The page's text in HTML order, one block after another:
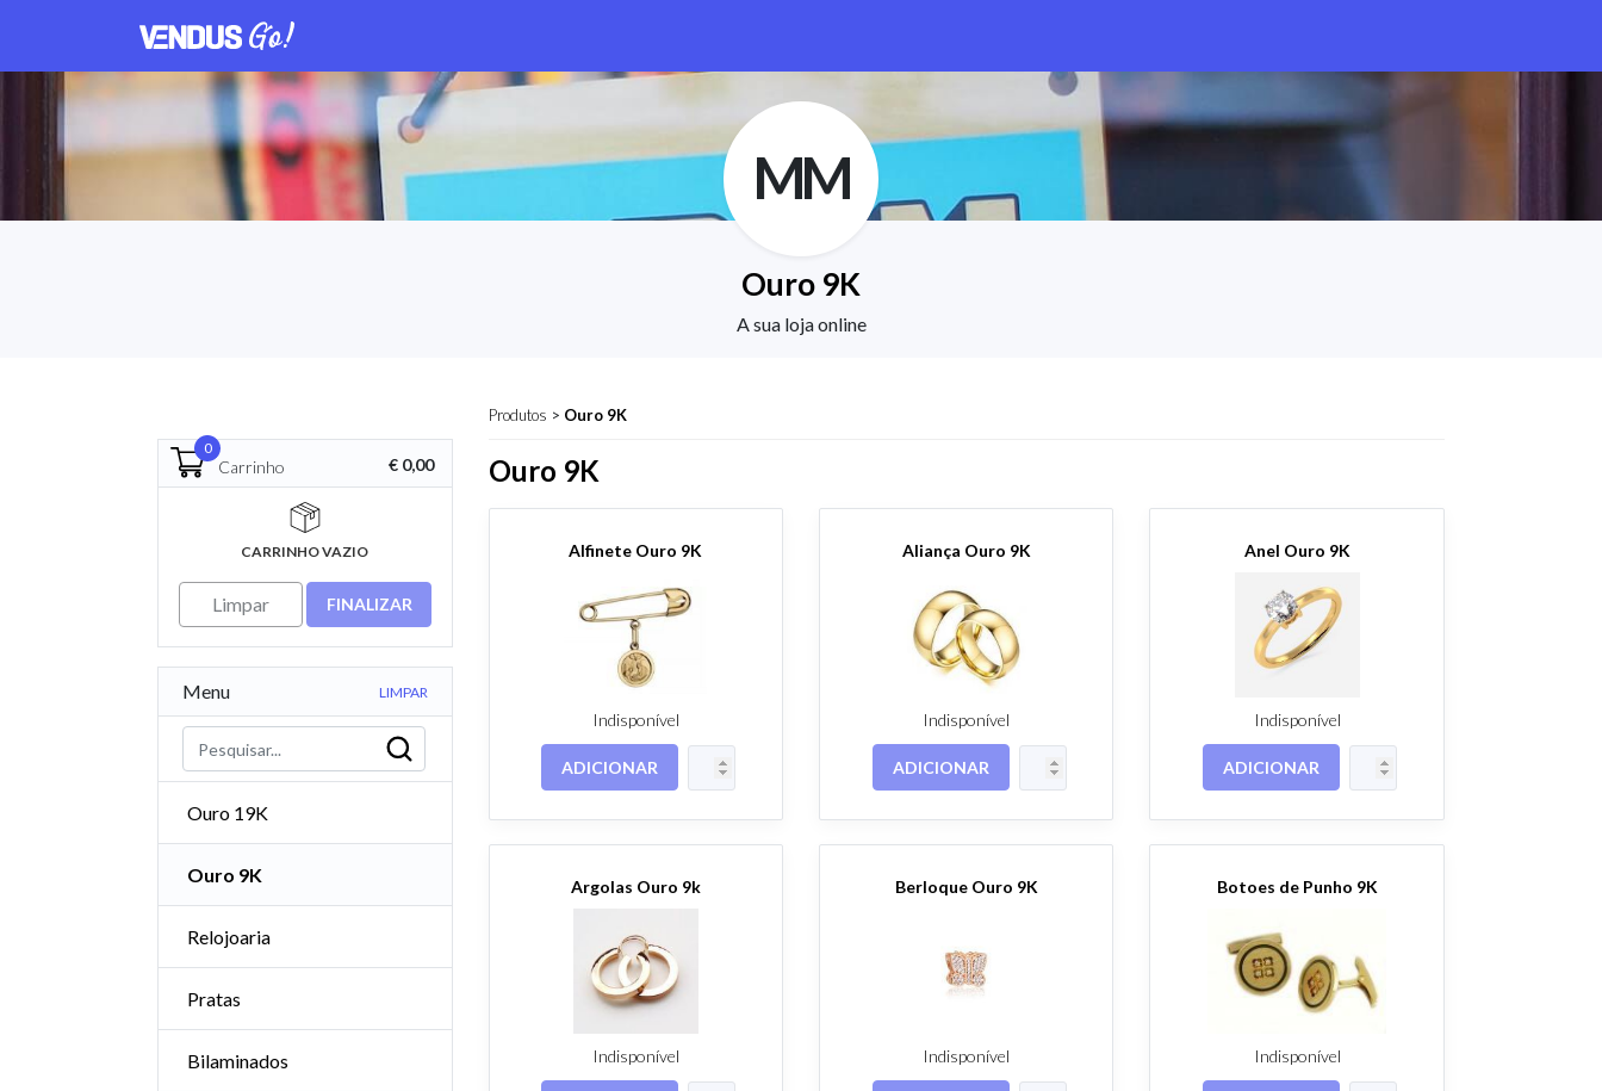
MM
Ouro 9K
A sua loja online
Produtos > Ouro 9K
0
Carrinho € 0,00
CARRINHO VAZIO
Limpar FINALIZAR
Menu LIMPAR
Ouro 19K
Ouro 9K
Relojoaria
Pratas
Bilaminados
Ouro 9K
Alfinete Ouro 9K
Indisponível
ADICIONAR
Aliança Ouro 9K
Indisponível
ADICIONAR
Anel Ouro 9K
Indisponível
ADICIONAR
Argolas Ouro 9k
Indisponível
Berloque Ouro 9K
Indisponível
Botoes de Punho 9K
Indisponível